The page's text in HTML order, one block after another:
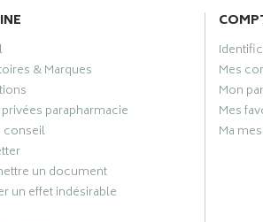
& Marques
parapharmacie
conseil
un document
un effet indésirable
Mes
Mon
Mes
Ma